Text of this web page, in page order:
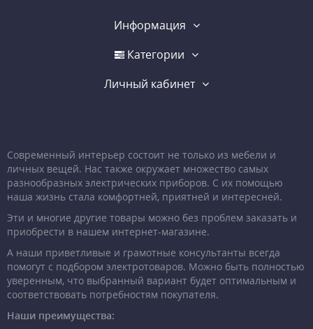
Информация
Категории
Личный кабинет
Современный интерьер состоит не только из мебели и
личных вещей. Нас также окружает множество самых
разнообразных электрических приборов. С их помощью
наша жизнь стала комфортней, приятней и интересней.
Эти и многие другие товары можно без проблем заказать и
приобрести в нашем интернет-магазине.
А наши приветливые и грамотные консультанты всегда
помогут с подбором электротоваров. Можно быть полностью
уверенным, что выбранный вариант будет оптимальным и
соответствовать потребностям покупателя.
Наши преимущества: